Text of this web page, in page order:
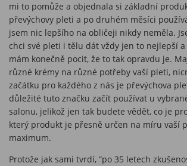
mi to pomůže a objednala si základní
převýchovy pleti a po druhém měsíci
jsem nic lepšího na obličeji nikdy neměla.
chci své pleti i tělu dát vždy jen to nejlepší
mám konečně pocit, že to tak opravdu je.
různé krémy na různé potřeby vaší pleti,
začátku pro každého z nás je převýchova
důležité tuto značku začít používat u
salonu, jelikož jen tak budete vědět, co je
který produkt je přesně určen na míru vaší
maximum.
Protože jak sami tvrdí, “po 35 letech